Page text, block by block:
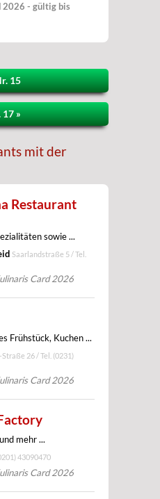
2026 - gültig bis
15
17 »
mit der
Restaurant
sowie ...
Saarlandstraße 5 / Tel.
Card 2026
Frühstück, Kuchen ...
26 / Tel. (0231)
Card 2026
mehr ...
43090470
Card 2026